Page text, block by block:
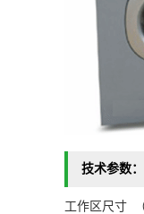
技术参数：
工作区尺寸